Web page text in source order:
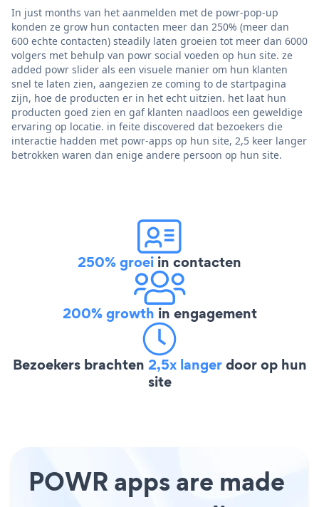
In just months van het aanmelden met de powr-pop-up
konden ze grow hun contacten meer dan 250% (meer dan
600 echte contacten) steadily laten groeien tot meer dan 6000
volgers met behulp van powr social voeden op hun site. ze
added powr slider als een visuele manier om hun klanten
snel te laten zien, aangezien ze coming to de startpagina
zijn, hoe de producten er in het echt uitzien. het laat hun
producten goed zien en gaf klanten naadloos een geweldige
ervaring op locatie. in feite discovered dat bezoekers die
interactie hadden met powr-apps op hun site, 2,5 keer langer
betrokken waren dan enige andere persoon op hun site.
250% groei in contacten
200% growth in engagement
Bezoekers brachten 2,5x langerdoor op hun
site
POWR apps are made